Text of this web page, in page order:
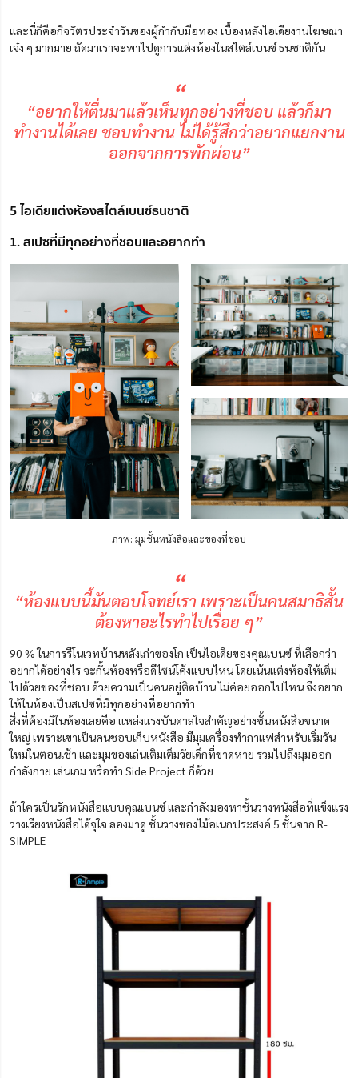
และนี่ก็คือกิจวัตรประจำวันของผู้กำกับมือทอง เบื้องหลังไอเดียงานโฆษณา
เจ๋ง ๆ มากมาย ถัดมาเราจะพาไปดูการแต่งห้องในสไตล์เบนซ์ ธนชาติกัน
“
“อยากให้ตื่นมาแล้วเห็นทุกอย่างที่ชอบ แล้วก็มา
ทำงานได้เลย ชอบทำงาน ไม่ได้รู้สึกว่าอยากแยกงาน
ออกจากการพักผ่อน”
5 ไอเดียแต่งห้องสไตล์เบนซ์ธนชาติ
1. สเปซที่มีทุกอย่างที่ชอบและอยากทำ
ภาพ: มุมชั้นหนังสือและของที่ชอบ
“
“ห้องแบบนี้มันตอบโจทย์เรา เพราะเป็นคนสมาธิสั้น
ต้องหาอะไรทำไปเรื่อย ๆ”
90 % ในการรีโนเวทบ้านหลังเก่าของโก เป็นไอเดียของคุณเบนซ์ ที่เลือกว่า
อยากได้อย่างไร จะกั้นห้องหรือดีไซน์โค้งแบบไหน โดยเน้นแต่งห้องให้เต็ม
ไปด้วยของที่ชอบ ด้วยความเป็นคนอยู่ติดบ้าน ไม่ค่อยออกไปไหน จึงอยาก
ให้ในห้องเป็นสเปซที่มีทุกอย่างที่อยากทำ
สิ่งที่ต้องมีในห้องเลยคือ แหล่งแรงบันดาลใจสำคัญอย่างชั้นหนังสือขนาด
ใหญ่ เพราะเขาเป็นคนชอบเก็บหนังสือ มีมุมเครื่องทำกาแฟสำหรับเริ่มวัน
ใหม่ในตอนเช้า และมุมของเล่นเติมเต็มวัยเด็กที่ขาดหาย รวมไปถึงมุมออก
กำลังกาย เล่นเกม หรือทำ Side Project ก็ด้วย
ถ้าใครเป็นรักหนังสือแบบคุณเบนซ์ และกำลังมองหาชั้นวางหนังสือที่แข็งแรง
วางเรียงหนังสือได้จุใจ ลองมาดู ชั้นวางของไม้อเนกประสงค์ 5 ชั้นจาก R-
SIMPLE